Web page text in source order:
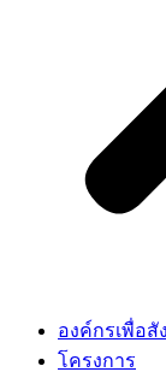
องค์กรเพื่อสั
โครงการ